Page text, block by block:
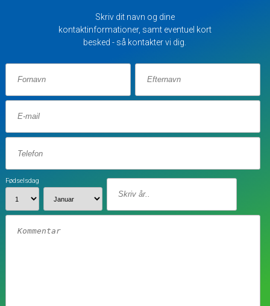
Skriv dit navn og dine
kontaktinformationer, samt eventuel kort
besked - så kontakter vi dig.
Fødselsdag